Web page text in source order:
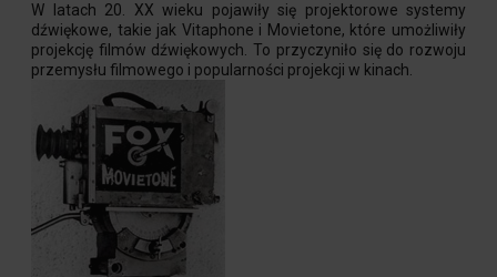
W latach 20. XX wieku pojawiły się projektorowe systemy
dźwiękowe, takie jak Vitaphone i Movietone, które umożliwiły
projekcję filmów dźwiękowych. To przyczyniło się do rozwoju
przemysłu filmowego i popularności projekcji w kinach.